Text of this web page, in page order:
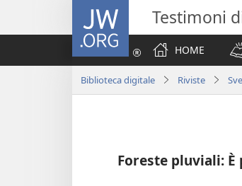
JW.ORG Testimoni
HOME
Biblioteca digitale Riviste
Foreste pluviali: